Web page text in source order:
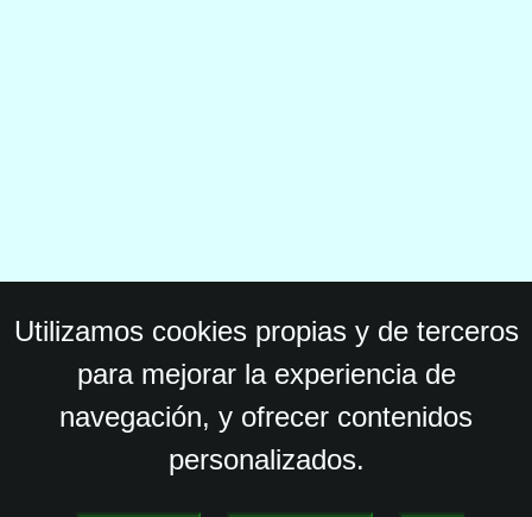
Utilizamos cookies propias y de terceros
para mejorar la experiencia de
navegación, y ofrecer contenidos
personalizados.